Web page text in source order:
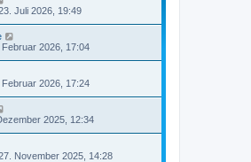
Juli 2026, 19:49
2026, 17:04
2026, 17:24
2025, 12:34
November 2025, 14:28